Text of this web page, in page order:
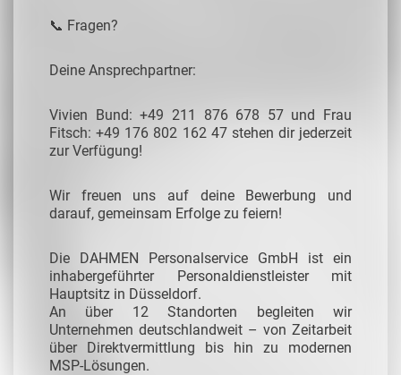
📞 Fragen?
Deine Ansprechpartner:
Vivien Bund: +49 211 876 678 57 und Frau
Fitsch: +49 176 802 162 47 stehen dir jederzeit
zur Verfügung!
Wir freuen uns auf deine Bewerbung und
darauf, gemeinsam Erfolge zu feiern!
Die DAHMEN Personalservice GmbH ist ein
inhabergeführter Personaldienstleister mit
Hauptsitz in Düsseldorf.
An über 12 Standorten begleiten wir
Unternehmen deutschlandweit – von Zeitarbeit
über Direktvermittlung bis hin zu modernen
MSP-Lösungen.